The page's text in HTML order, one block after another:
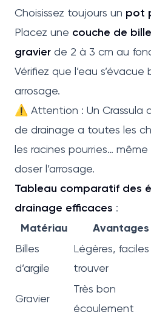
Choisissez toujours un pot
Placez une couche de
gravier de 2 à 3 cm au
Vérifiez que l’eau
arrosage.
⚠️ Attention : Un Crassula
de drainage a toutes les
les racines pourries…
doser l’arrosage.
Tableau comparatif des
drainage efficaces :
Matériau Avantages
Billes
d’argile
Légères,
trouver
Gravier
Très bon
écoulement